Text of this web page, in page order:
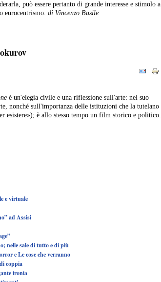
può essere pertanto di grande interesse e stimolo a
eurocentrismo. di Vincenzo Basile
è un'elegia civile e una riflessione sull'arte: nel suo
nonché sull'importanza delle istituzioni che la tutelano
esistere»); è allo stesso tempo un film storico e politico.
e virtuale
ad Assisi
nelle sale di tutto e di più
e Le cose che verranno
coppia
ironia